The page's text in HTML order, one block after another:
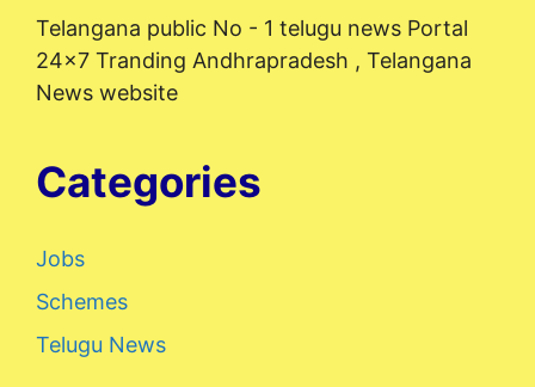
Telangana public No - 1 telugu news Portal
24x7 Tranding Andhrapradesh , Telangana
News website
Categories
Jobs
Schemes
Telugu News